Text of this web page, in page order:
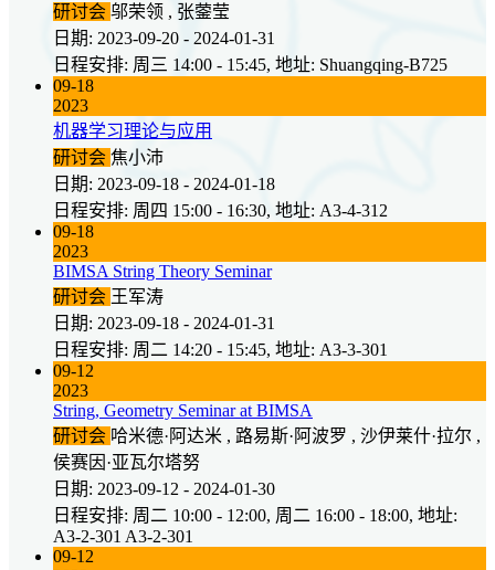
研讨会 邬荣领 , 张蓥莹
日期: 2023-09-20 - 2024-01-31
日程安排: 周三 14:00 - 15:45, 地址: Shuangqing-B725
09-18
2023
机器学习理论与应用
研讨会 焦小沛
日期: 2023-09-18 - 2024-01-18
日程安排: 周四 15:00 - 16:30, 地址: A3-4-312
09-18
2023
BIMSA String Theory Seminar
研讨会 王军涛
日期: 2023-09-18 - 2024-01-31
日程安排: 周二 14:20 - 15:45, 地址: A3-3-301
09-12
2023
String, Geometry Seminar at BIMSA
研讨会 哈米德·阿达米 , 路易斯·阿波罗 , 沙伊莱什·拉尔 ,
侯赛因·亚瓦尔塔努
日期: 2023-09-12 - 2024-01-30
日程安排: 周二 10:00 - 12:00, 周二 16:00 - 18:00, 地址:
A3-2-301 A3-2-301
09-12